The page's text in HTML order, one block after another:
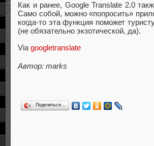
Как и ранее, Google Translate 2.0
Само собой, можно «попросить»
когда-то эта функция поможет
(не обязательно экзотической, да).
Via googletranslate
Автор: marks
Поделиться…